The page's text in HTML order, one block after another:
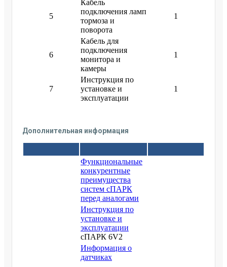
5
Кабель
подключения ламп
тормоза и
поворота
1
6
Кабель для
подключения
монитора и
камеры
1
7
Инструкция по
установке и
эксплуатации
1
Дополнительная информация
Функциональные
конкурентные
преимущества
систем сПАРК
перед аналогами
Инструкция по
установке и
эксплуатации
сПАРК 6V2
Информация о
датчиках